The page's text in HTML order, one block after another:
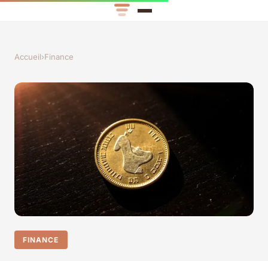
Accueil›Finance
FINANCE